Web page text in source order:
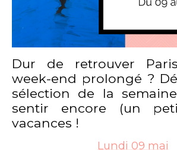
Dur de retrouver
week-end prolongé ?
sélection de la
sentir encore (un
vacances !
Lundi 09 mai